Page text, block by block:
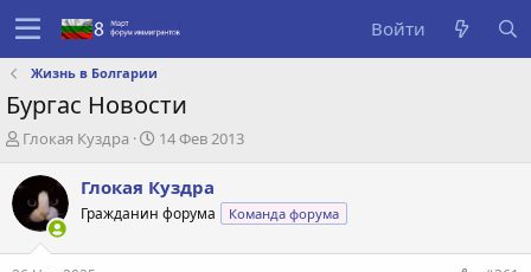
Войти
Жизнь в Болгарии
Бургас Новости
А
т
о
р
е
Глокая Куздра
Д
т
а
с
14 Фев 2013
Глокая Куздра
Гражданин форума Команда форума